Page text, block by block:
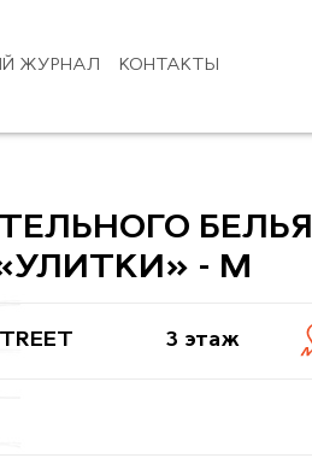
ЖУРНАЛ КОНТАКТЫ
БЕЛЬЯ
«УЛИТКИ» - M
3 этаж